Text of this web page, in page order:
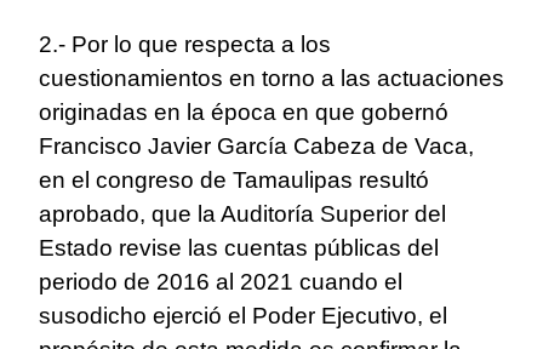
2.- Por lo que respecta a los
cuestionamientos en torno a las actuaciones
originadas en la época en que gobernó
Francisco Javier García Cabeza de Vaca,
en el congreso de Tamaulipas resultó
aprobado, que la Auditoría Superior del
Estado revise las cuentas públicas del
periodo de 2016 al 2021 cuando el
susodicho ejerció el Poder Ejecutivo, el